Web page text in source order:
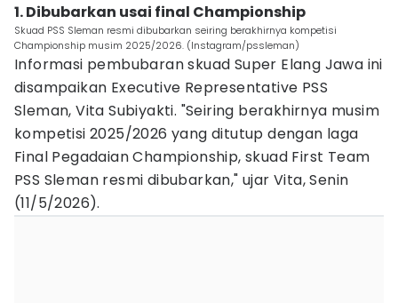
1. Dibubarkan usai final Championship
Skuad PSS Sleman resmi dibubarkan seiring berakhirnya kompetisi
Championship musim 2025/2026. (Instagram/pssleman)
Informasi pembubaran skuad Super Elang Jawa ini
disampaikan Executive Representative PSS
Sleman, Vita Subiyakti. "Seiring berakhirnya musim
kompetisi 2025/2026 yang ditutup dengan laga
Final Pegadaian Championship, skuad First Team
PSS Sleman resmi dibubarkan," ujar Vita, Senin
(11/5/2026).